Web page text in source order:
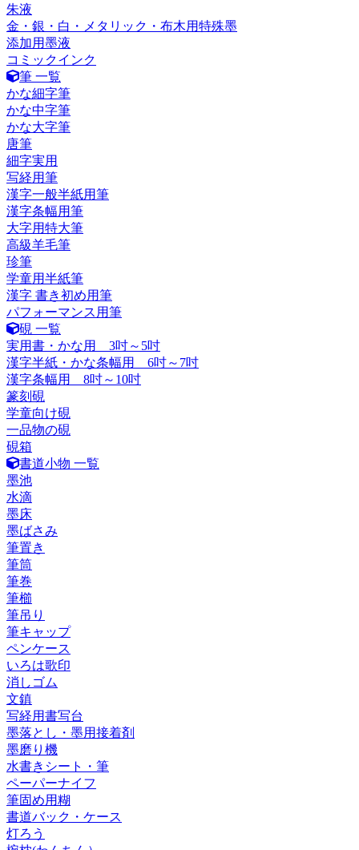
朱液
金・銀・白・メタリック・布木用特殊墨
添加用墨液
コミックインク
筆 一覧
かな細字筆
かな中字筆
かな大字筆
唐筆
細字実用
写経用筆
漢字一般半紙用筆
漢字条幅用筆
大字用特大筆
高級羊毛筆
珍筆
学童用半紙筆
漢字 書き初め用筆
パフォーマンス用筆
硯 一覧
実用書・かな用 3吋～5吋
漢字半紙・かな条幅用 6吋～7吋
漢字条幅用 8吋～10吋
篆刻硯
学童向け硯
一品物の硯
硯箱
書道小物 一覧
墨池
水滴
墨床
墨ばさみ
筆置き
筆筒
筆巻
筆櫛
筆吊り
筆キャップ
ペンケース
いろは歌印
消しゴム
文鎮
写経用書写台
墨落とし・墨用接着剤
墨磨り機
水書きシート・筆
ペーパーナイフ
筆固め用糊
書道バック・ケース
灯ろう